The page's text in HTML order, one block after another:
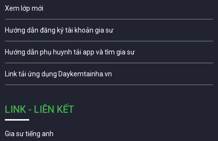
Xem lớp mới
Hướng dẫn đăng ký tài khoản gia sư
Hướng dẫn phụ huynh tải app và tìm gia sư
Link tải ứng dụng Daykemtainha.vn
LINK - LIÊN KẾT
Gia sư tiếng anh